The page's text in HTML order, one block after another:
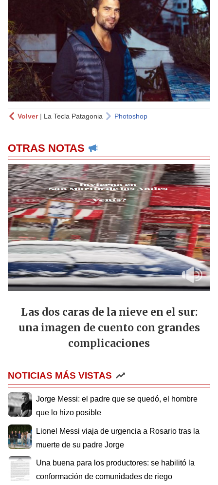
Volver| La Tecla Patagonia Photoshop
OTRAS NOTAS
Las dos caras de la nieve en el sur:
una imagen de cuento con grandes
complicaciones
NOTICIAS MÁS VISTAS
Jorge Messi: el padre que se quedó, el hombre
que lo hizo posible
Lionel Messi viaja de urgencia a Rosario tras la
muerte de su padre Jorge
Una buena para los productores: se habilitó la
conformación de comunidades de riego